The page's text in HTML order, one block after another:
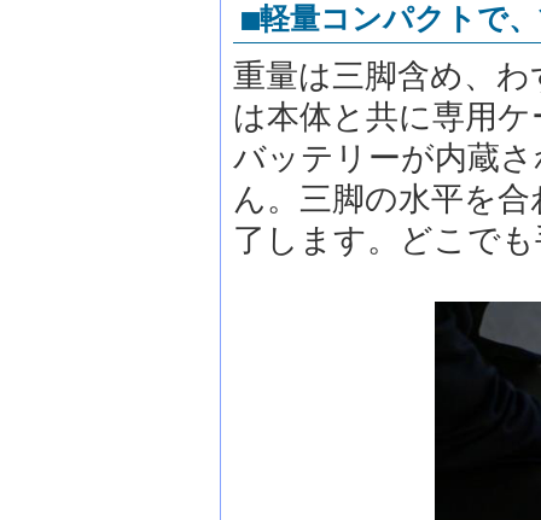
■軽量コンパクトで
重量は三脚含め、
は本体と共に専用
バッテリーが内蔵
ん。三脚の水平を
了します。どこで